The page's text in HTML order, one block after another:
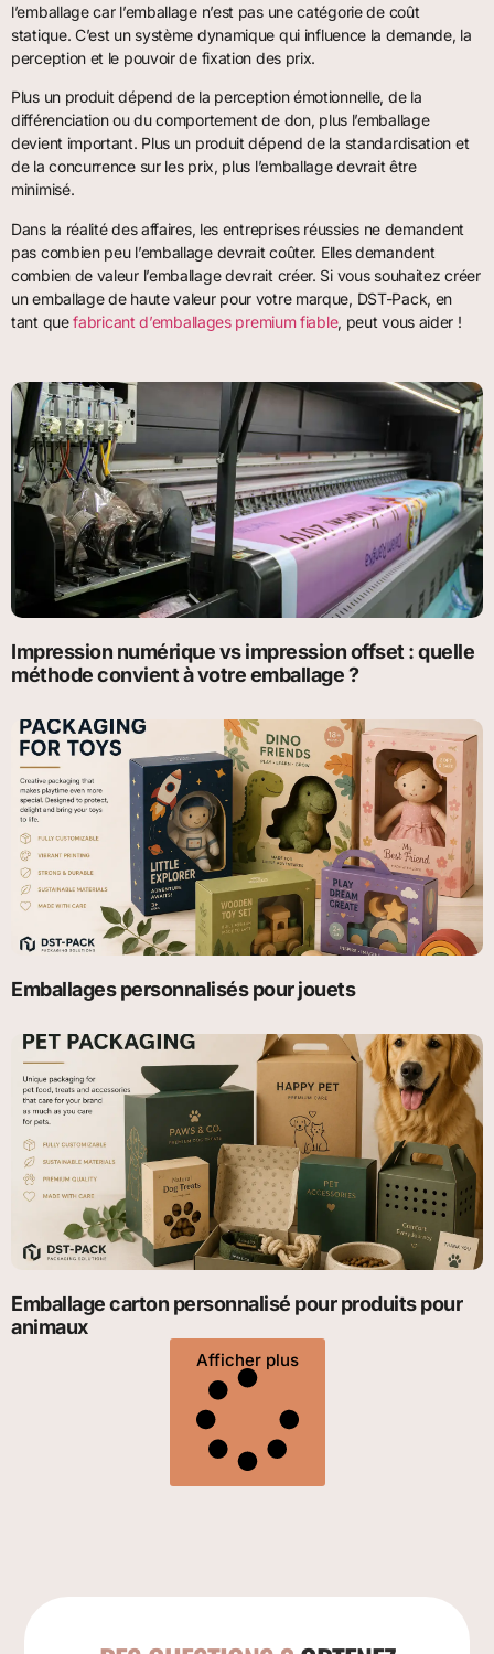
l’emballage car l’emballage n’est pas une catégorie de coût
statique. C’est un système dynamique qui influence la demande, la
perception et le pouvoir de fixation des prix.
Plus un produit dépend de la perception émotionnelle, de la
différenciation ou du comportement de don, plus l’emballage
devient important. Plus un produit dépend de la standardisation et
de la concurrence sur les prix, plus l’emballage devrait être
minimisé.
Dans la réalité des affaires, les entreprises réussies ne demandent
pas combien peu l’emballage devrait coûter. Elles demandent
combien de valeur l’emballage devrait créer. Si vous souhaitez créer
un emballage de haute valeur pour votre marque, DST-Pack, en
tant quefabricant d’emballages premium fiable, peut vous aider !
Impression numérique vs impression offset : quelle
méthode convient à votre emballage ?
Emballages personnalisés pour jouets
Emballage carton personnalisé pour produits pour
animaux
Afficher plus